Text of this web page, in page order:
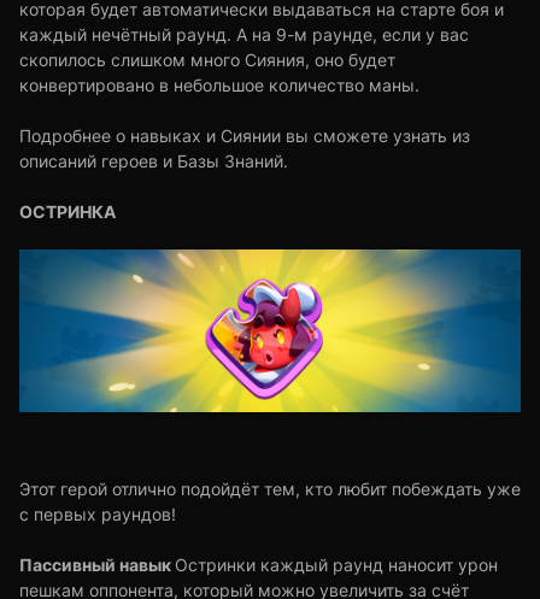
которая будет автоматически выдаваться на старте боя и
каждый нечётный раунд. А на 9-м раунде, если у вас
скопилось слишком много Сияния, оно будет
конвертировано в небольшое количество маны.
Подробнее о навыках и Сиянии вы сможете узнать из
описаний героев и Базы Знаний.
ОСТРИНКА
Этот герой отлично подойдёт тем, кто любит побеждать уже
с первых раундов!
Пассивный навык Остринки каждый раунд наносит урон
пешкам оппонента, который можно увеличить за счёт